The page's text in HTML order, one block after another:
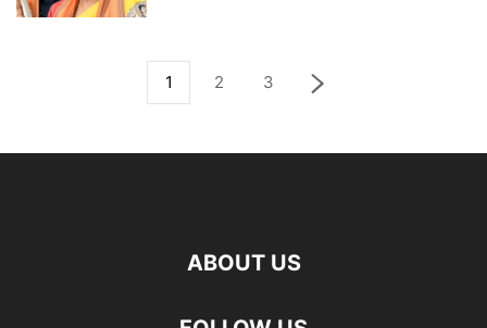
1 2 3
ABOUT US